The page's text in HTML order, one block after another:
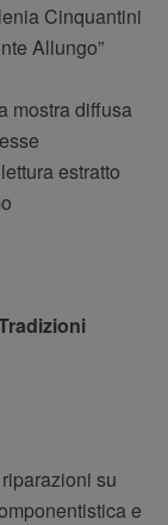
Cinquantini
Allungo”
mostra diffusa
estratto
su
e